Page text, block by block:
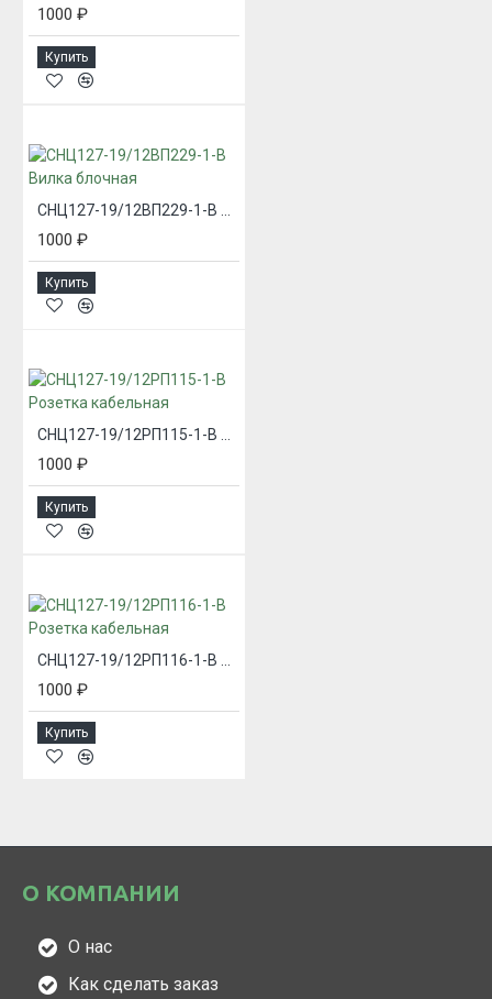
1000 ₽
Купить
1000 ₽
Купить
СНЦ127-19/12РП115-1-В Розетка кабельная
1000 ₽
Купить
СНЦ127-19/12РП116-1-В Розетка кабельная
1000 ₽
Купить
О КОМПАНИИ
О нас
Как сделать заказ